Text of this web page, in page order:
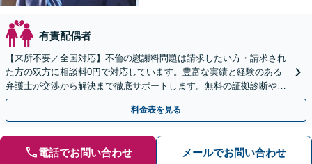
有責配偶者
【来所不要／全国対応】不倫の慰謝料問題は請求したい方・請求され
た方の双方に相談料0円で対応しています。豊富な実績と経験のある
弁護士が交渉から解決まで徹底サポートします。無料の証拠診断や着
手金の返還保証もありますので安心してご相談ください。
料金表を見る
電話でお問い合わせ メールでお問い合わせ